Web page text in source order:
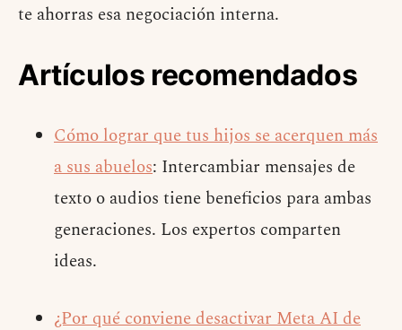
te ahorras esa negociación interna.
Artículos recomendados
Cómo lograr que tus hijos se acerquen más
a sus abuelos: Intercambiar mensajes de
texto o audios tiene beneficios para ambas
generaciones. Los expertos comparten
ideas.
¿Por qué conviene desactivar Meta AI de